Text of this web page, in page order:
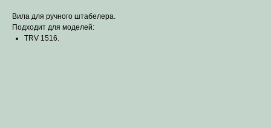
Вила для ручного штабелера.
Подходит для моделей:
TRV 1516.